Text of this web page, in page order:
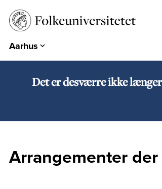
Aarhus
Aarhus
Emdrup
Herning
PARK
EUROPA 360°
Det er desværre ikke
Arrangementer